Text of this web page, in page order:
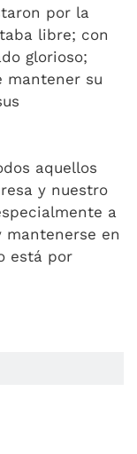
por la
libre; con
glorioso;
su
aquellos
y nuestro
a
en
está por